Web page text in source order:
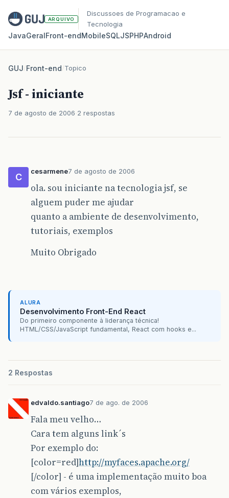
ARQUIVO
Discussoes de Programacao e
Tecnologia
JavaGeralFront‑endMobileSQLJSPHPAndroid
GUJ/Front-end/Topico
Jsf - iniciante
7 de agosto de 2006 2 respostas
C
cesarmene7 de agosto de 2006
ola. sou iniciante na tecnologia jsf, se
alguem puder me ajudar
quanto a ambiente de desenvolvimento,
tutoriais, exemplos
Muito Obrigado
ALURA
Desenvolvimento Front-End React
Do primeiro componente à liderança técnica!
HTML/CSS/JavaScript fundamental, React com hooks e...
2 Respostas
edvaldo.santiago7 de ago. de 2006
Fala meu velho…
Cara tem alguns link´s
Por exemplo do:
[color=red]http://myfaces.apache.org/
[/color] - é uma implementação muito boa
com vários exemplos,